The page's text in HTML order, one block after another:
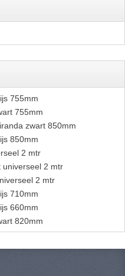
755mm
755mm
zwart 850mm
850mm
2 mtr
universeel 2 mtr
2 mtr
710mm
660mm
820mm